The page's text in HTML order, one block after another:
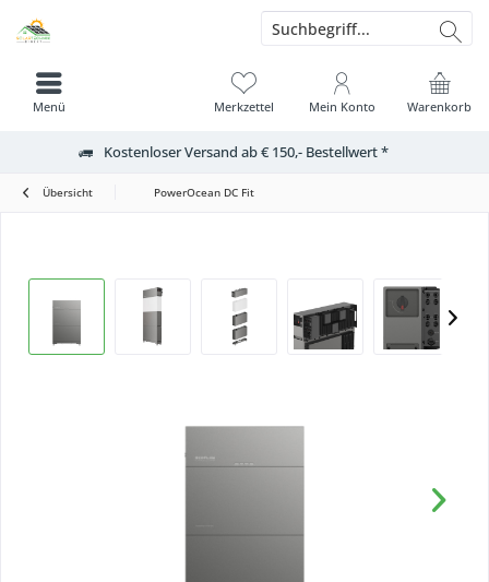
Kostenloser Versand ab € 150,- Bestellwert *
Warenkorb
Merkzettel Mein Konto
Menü
Übersicht PowerOcean DC Fit